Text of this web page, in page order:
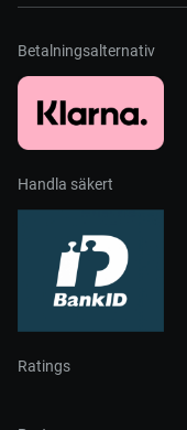
Betalningsalternativ
Handla säkert
Ratings